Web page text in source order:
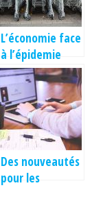
L’économie face
à l’épidemie
covid-19
Des nouveautés
pour les